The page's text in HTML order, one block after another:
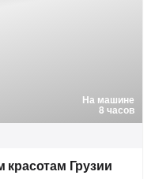
На машине
8 часов
красотам Грузии